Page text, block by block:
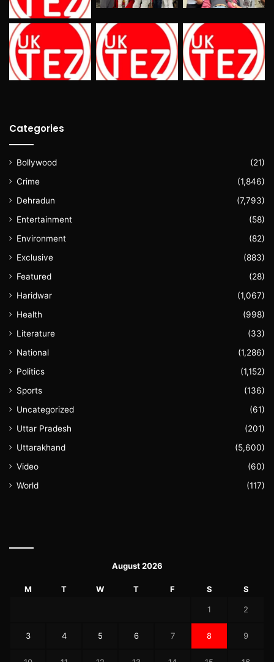
Categories
Bollywood
(21)
Crime
(1,846)
Dehradun
(7,793)
Entertainment
(58)
Environment
(82)
Exclusive
(883)
Featured
(28)
Haridwar
(1,067)
Health
(998)
Literature
(33)
National
(1,286)
Politics
(1,152)
Sports
(136)
Uncategorized
(61)
Uttar Pradesh
(201)
Uttarakhand
(5,600)
Video
(60)
World
(117)
August 2026
M T W T F S S
1 2
3 4 5 6 7 8 9